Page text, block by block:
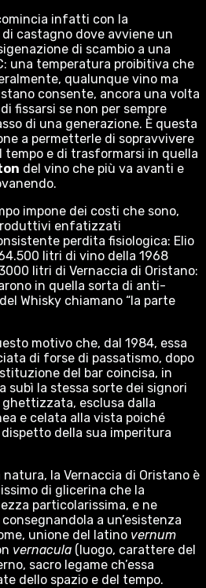
infatti con la
castagno dove avviene un
di scambio a una
una temperatura proibitiva che
qualunque vino ma
consente, ancora una volta
fissarsi se non per sempre
di una generazione. È questa
a permetterle di sopravvivere
tempo e di trasformarsi in quella
del vino che più va avanti e
impone dei costi che sono,
enfatizzati
perdita fisiologica: Elio
litri di vino della 1968
litri di Vernaccia di Oristano:
in quella sorta di anti-
Whisky chiamano “la parte
motivo che, dal 1984, essa
di forse di passatismo, dopo
del bar coincisa, in
subì la stessa sorte dei signori
esclusa dalla
e celata alla vista poiché
della sua imperitura
la Vernaccia di Oristano è
di glicerina che la
particolarissima, e ne
a un’esistenza
unione del latino vernum
vernacula (luogo, carattere del
sacro legame ch’essa
dello spazio e del tempo.